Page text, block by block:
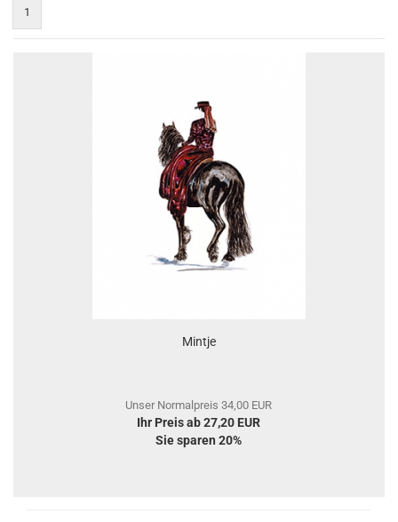
1
Mintje
Unser Normalpreis 34,00 EUR
Ihr Preis ab 27,20 EUR
Sie sparen 20%